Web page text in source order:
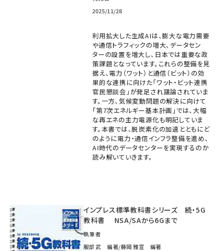
2025/11/28
利用拡大した生成AIは、膨大な電力需要
や通信トラフィックの増大、データセン
ターの設置を増大し、日本では重要な政
策課題となっています。これらの整備を見
据え、電力（ワット）と通信（ビット）の効
果的な連携に向けた「ワット・ビット連携
官民懇談会」が発足され議論されていま
す。一方、気候変動問題の解決に向けて
「第7次エネルギー基本計画」では、大幅
な再エネの主力電源化も明記していま
す。本書では、脱炭素化の加速とともにど
のように電力・通信インフラ整備を進め、
AI時代のデータセンターを実現するのか
読み解いていきます。
インプレス標準教科書シリーズ 続・5G
教科書 NSA/SAから6Gまで
執筆者
服部 武 編著/藤岡 雅宣 編著